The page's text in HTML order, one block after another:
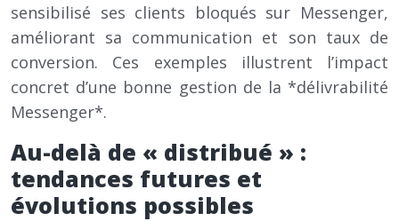
sensibilisé ses clients bloqués sur Messenger,
améliorant sa communication et son taux de
conversion. Ces exemples illustrent l’impact
concret d’une bonne gestion de la *délivrabilité
Messenger*.
Au-delà de « distribué » :
tendances futures et
évolutions possibles